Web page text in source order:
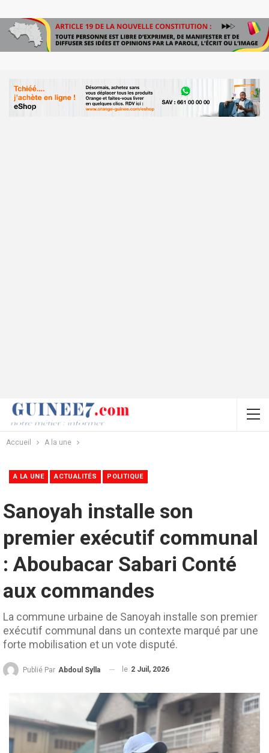
Accueil A la une
A LA UNE ACTUALITÉS POLITIQUE
Sanoyah installe son
premier exécutif communal
: Aboubacar Sabari Conté
aux commandes
La commune urbaine de Sanoyah installe son premier
exécutif communal dans un contexte marqué par une
forte mobilisation et un vote disputé.
Publié Par Abdoul Sylla le 2 Juil, 2026